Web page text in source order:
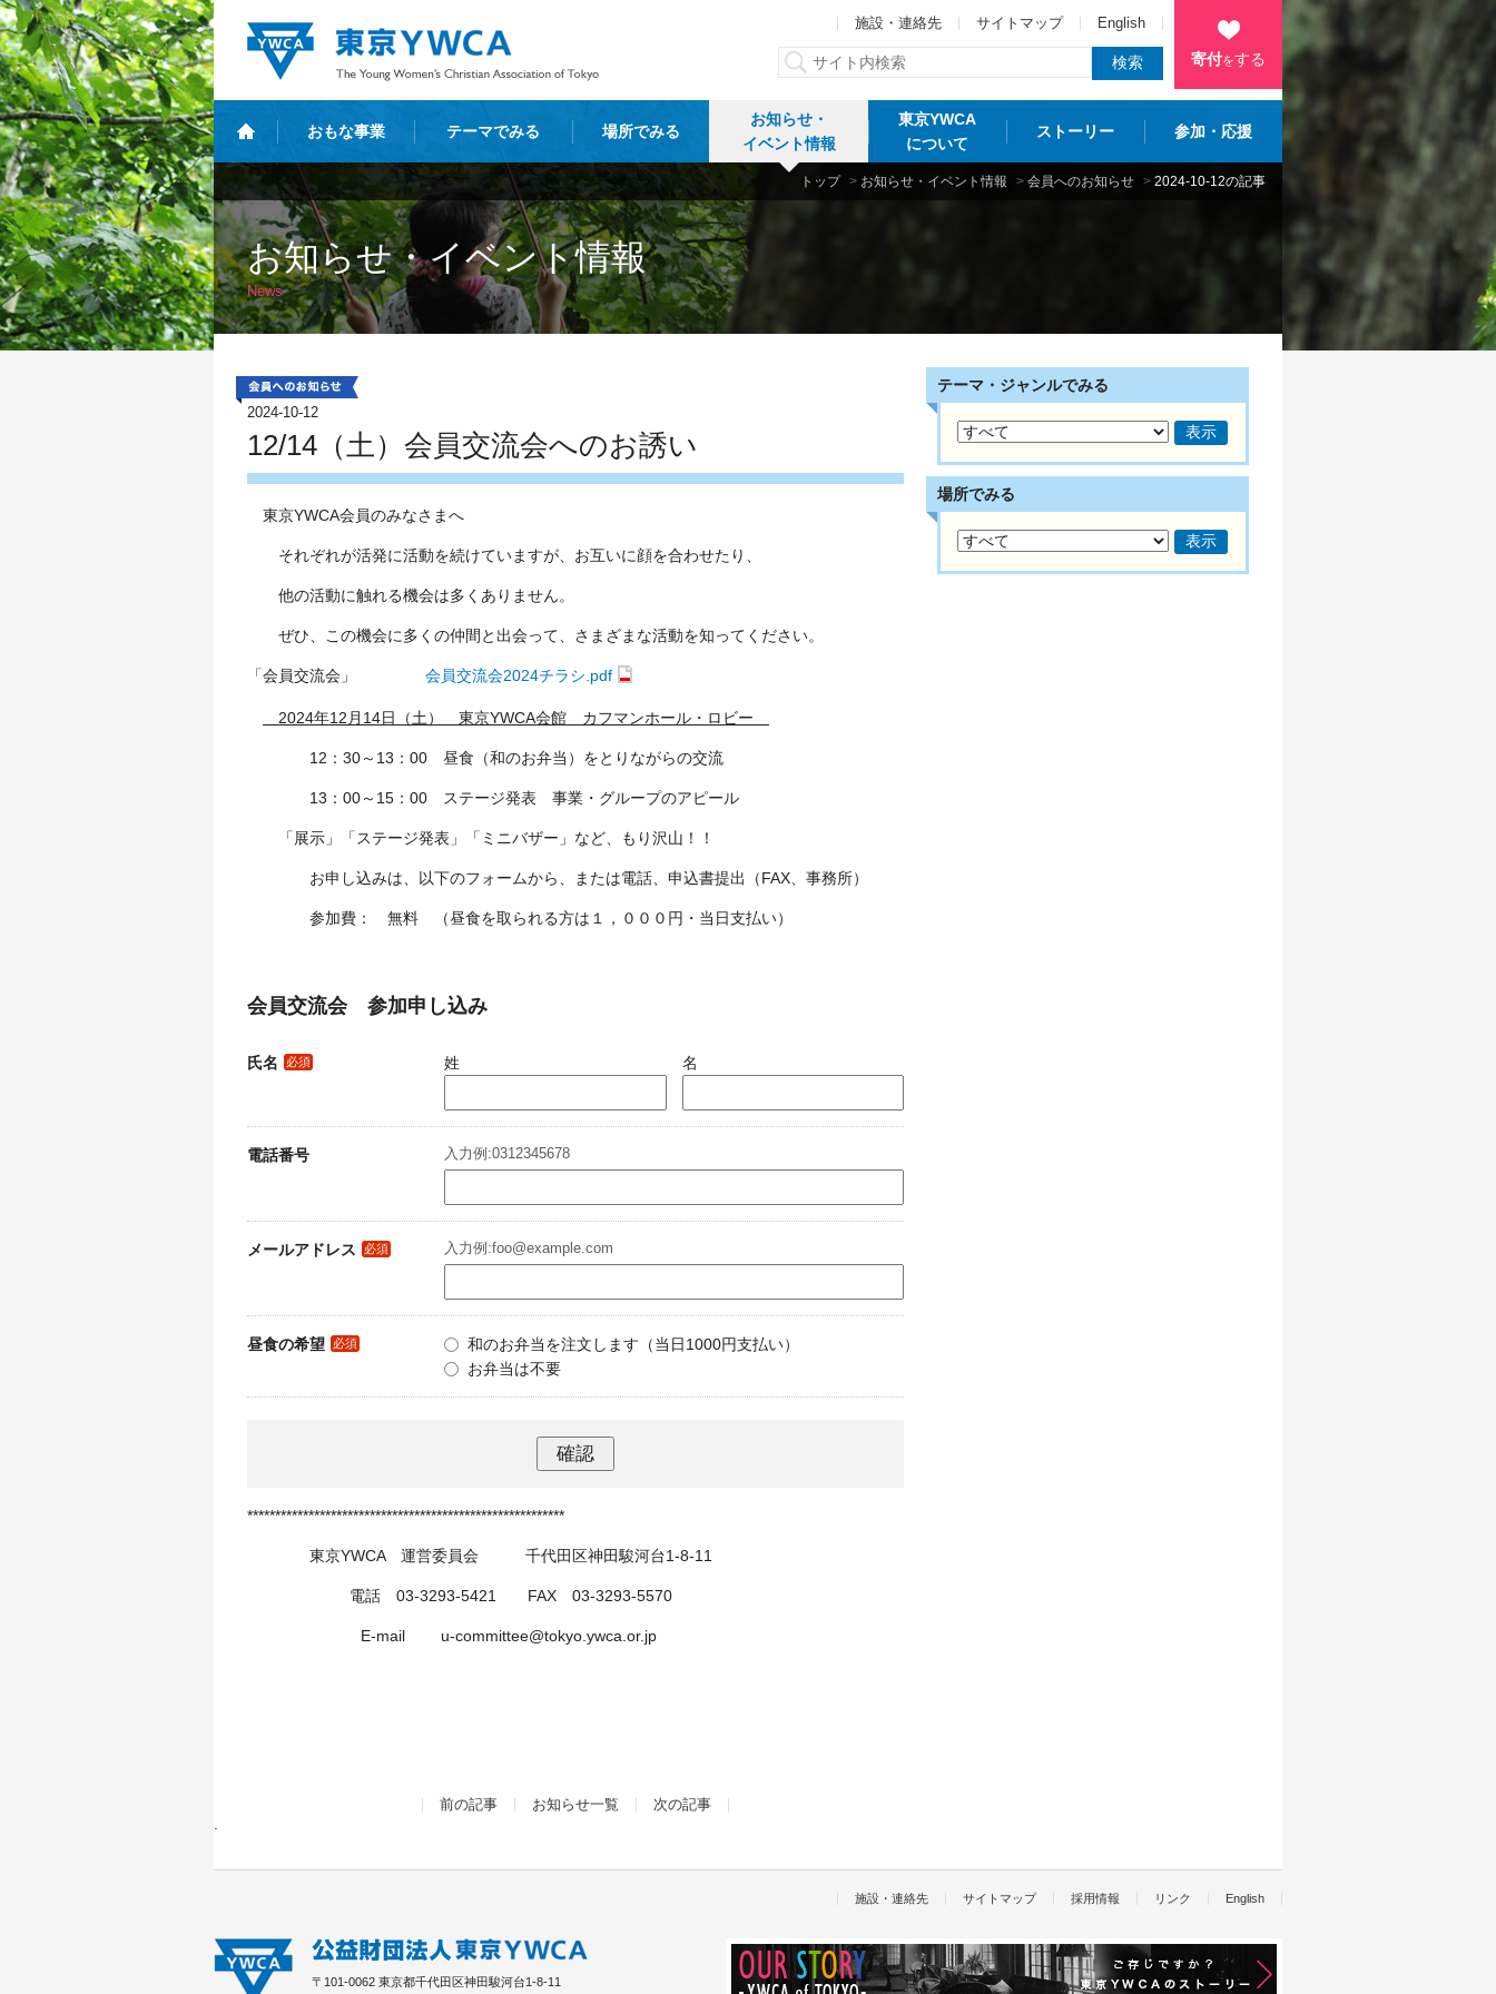
施設・連絡先 サイトマップ English
寄付をする
おもな事業 テーマでみる 場所でみる
お知らせ・
イベント情報
東京YWCA
について
ストーリー 参加・応援
トップ > お知らせ・イベント情報 > 会員へのお知らせ > 2024-10-12の記事
お知らせ・イベント情報
News
2024-10-12
12/14（土）会員交流会へのお誘い
東京YWCA会員のみなさまへ
それぞれが活発に活動を続けていますが、お互いに顔を合わせたり、
他の活動に触れる機会は多くありません。
ぜひ、この機会に多くの仲間と出会って、さまざまな活動を知ってください。
「会員交流会」 会員交流会2024チラシ.pdf
2024年12月14日（土） 東京YWCA会館 カフマンホール・ロビー
12：30～13：00 昼食（和のお弁当）をとりながらの交流
13：00～15：00 ステージ発表 事業・グループのアピール
「展示」「ステージ発表」「ミニバザー」など、もり沢山！！
お申し込みは、以下のフォームから、または電話、申込書提出（FAX、事務所）
参加費： 無料 （昼食を取られる方は１，０００円・当日支払い）
会員交流会 参加申し込み
氏名 必須 姓 名
電話番号 入力例:0312345678
メールアドレス 必須 入力例:foo@example.com
昼食の希望 必須
和のお弁当を注文します（当日1000円支払い）
お弁当は不要
*********************************************************
東京YWCA 運営委員会 千代田区神田駿河台1-8-11
電話 03-3293-5421 FAX 03-3293-5570
E-mail u-committee@tokyo.ywca.or.jp
前の記事 お知らせ一覧 次の記事
テーマ・ジャンルでみる
場所でみる
施設・連絡先 サイトマップ 採用情報 リンク English
〒101-0062 東京都千代田区神田駿河台1-8-11